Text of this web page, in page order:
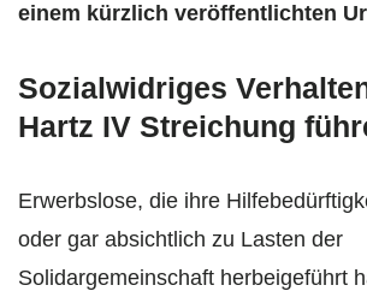
einem kürzlich veröffentlichten
Sozialwidriges
Hartz IV Streichung
Erwerbslose, die ihre
oder gar absichtlich zu Lasten der
Solidargemeinschaft herbeigeführt